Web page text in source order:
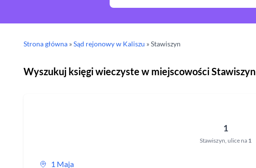
Strona główna »Sąd rejonowyw Kaliszu »Stawiszyn
Wyszukuj księgi wieczyste w miejscowościStawiszyn
1
Stawiszyn,ulice na 1
1 Maja